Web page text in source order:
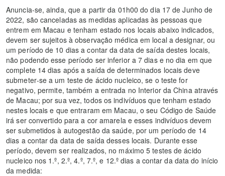
Anuncia-se, ainda, que a partir da 01h00 do dia 17 de Junho de
2022, são canceladas as medidas aplicadas às pessoas que
entrem em Macau e tenham estado nos locais abaixo indicados,
devem ser sujeitos à observação médica em local a designar, ou
um período de 10 dias a contar da data de saída destes locais,
não podendo esse período ser inferior a 7 dias e no dia em que
complete 14 dias após a saída de determinados locais deve
submeter‑se a um teste de ácido nucleico, se o teste for
negativo, permite, também a entrada no Interior da China através
de Macau; por sua vez, todos os indivíduos que tenham estado
nestes locais e que entraram em Macau, o seu Código de Saúde
irá ser convertido para a cor amarela e esses indivíduos devem
ser submetidos à autogestão da saúde, por um período de 14
dias a contar da data de saída desses locais. Durante esse
período, devem ser realizados, no máximo 5 testes de ácido
nucleico nos 1.º, 2.º, 4.º, 7.º, e 12.º dias a contar da data do início
da medida: